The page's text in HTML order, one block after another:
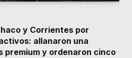
y Corrientes por
allanaron una
premium y ordenaron cinco